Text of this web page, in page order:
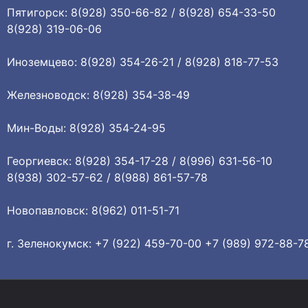
Пятигорск: 8(928) 350-66-82 / 8(928) 654-33-50
8(928) 319-06-06
Иноземцево: 8(928) 354-26-21 / 8(928) 818-77-53
Железноводск: 8(928) 354-38-49
Мин-Воды: 8(928) 354-24-95
Георгиевск: 8(928) 354-17-28 / 8(996) 631-56-10
8(938) 302-57-62 / 8(988) 861-57-78
Новопавловск: 8(962) 011-51-71
г. Зеленокумск: +7 (922) 459-70-00 +7 (989) 972-88-